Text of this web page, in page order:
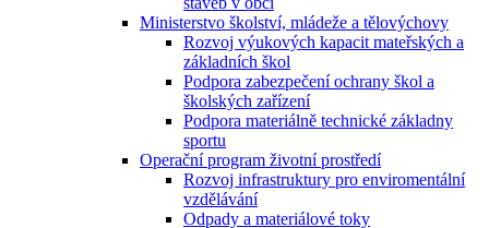
Ministerstvo školství, mládeže a tělovýchovy
Rozvoj výukových kapacit mateřských a
základních škol
Podpora zabezpečení ochrany škol a
školských zařízení
Podpora materiálně technické základny
sportu
Operační program životní prostředí
Rozvoj infrastruktury pro enviromentální
vzdělávání
Odpady a materiálové toky